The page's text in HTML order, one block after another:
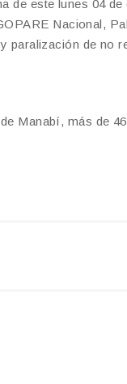
de este lunes 04
Nacional,
paralización de no
Manabí, más de